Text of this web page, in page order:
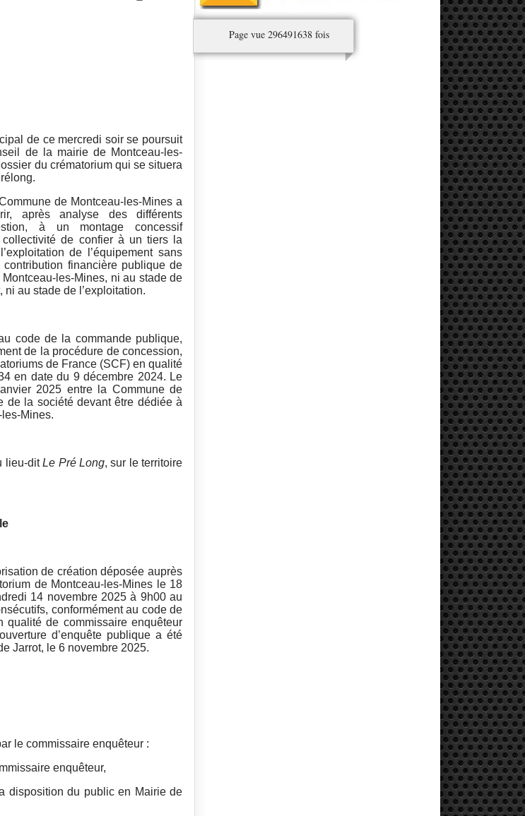
de ce mercredi soir se poursuit
de la mairie de Montceau-les-
du crématorium qui se situera
de Montceau-les-Mines a
après analyse des différents
à un montage concessif
collectivité de confier à un tiers la
de l’équipement sans
contribution financière publique de
Montceau-les-Mines, ni au stade de
ni au stade de l’exploitation.
code de la commande publique,
de la procédure de concession,
de France (SCF) en qualité
en date du 9 décembre 2024. Le
2025 entre la Commune de
de la société devant être dédiée à
Mines.
lieu-ditLe Pré Long, sur le territoire
de création déposée auprès
de Montceau-les-Mines le 18
14 novembre 2025 à 9h00 au
conformément au code de
qualité de commissaire enquêteur
d’enquête publique a été
Jarrot, le 6 novembre 2025.
le commissaire enquêteur :
enquêteur,
disposition du public en Mairie de
Page vue 296491638 fois